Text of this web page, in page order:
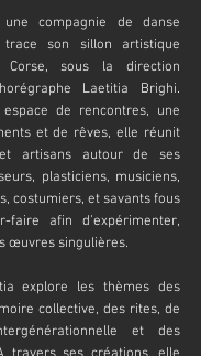
compagnie de danse
trace son sillon artistique
sous la direction
Laetitia Brighi.
de rencontres, une
et de rêves, elle réunit
artisans autour de ses
plasticiens, musiciens,
costumiers, et savants fous
faire afin d’expérimenter,
œuvres singulières.
explore les thèmes des
collective, des rites, de
et des